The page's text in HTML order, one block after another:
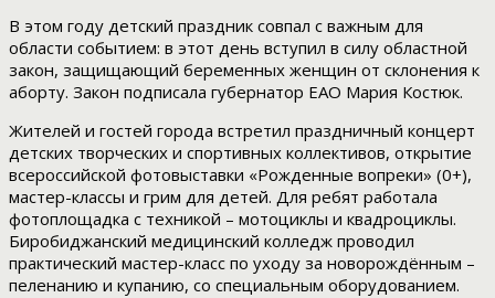
В этом году детский праздник совпал с важным для
области событием: в этот день вступил в силу областной
закон, защищающий беременных женщин от склонения к
аборту. Закон подписала губернатор ЕАО Мария Костюк.
Жителей и гостей города встретил праздничный концерт
детских творческих и спортивных коллективов, открытие
всероссийской фотовыставки «Рожденные вопреки» (0+),
мастер-классы и грим для детей. Для ребят работала
фотоплощадка с техникой – мотоциклы и квадроциклы.
Биробиджанский медицинский колледж проводил
практический мастер-класс по уходу за новорождённым –
пеленанию и купанию, со специальным оборудованием.